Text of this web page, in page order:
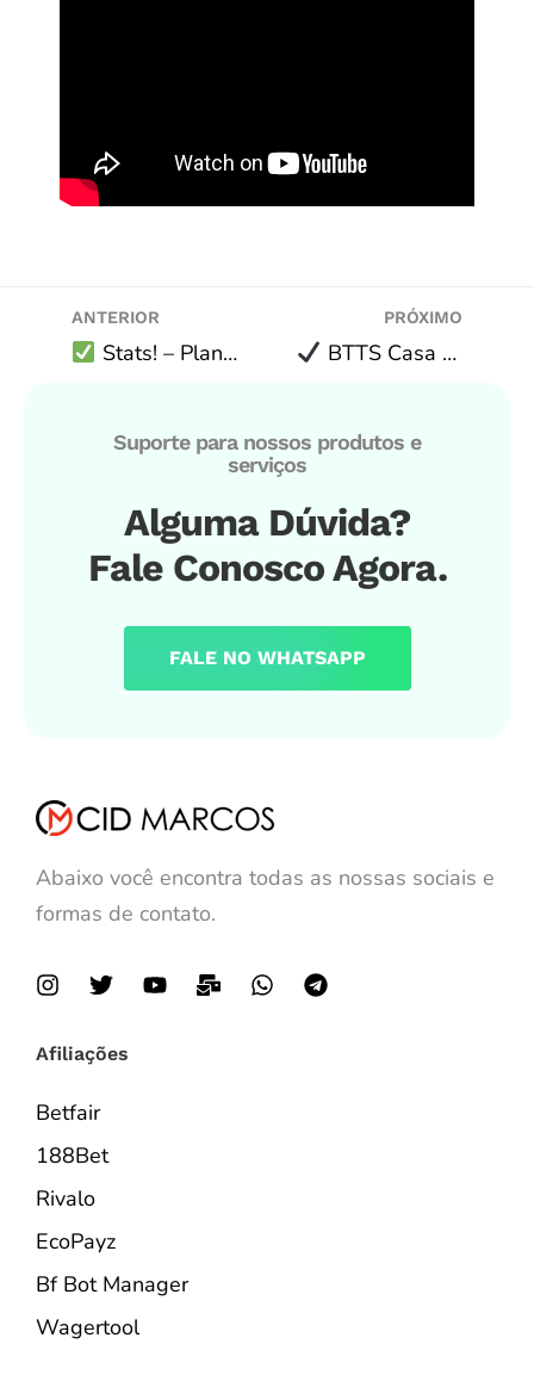
ANTERIOR
Stats! – Planilha de Pré-Análise p/ Computadores, Tablets e Smartphones!
PRÓXIMO
BTTS Casa – compreBOT.com.br
Suporte para nossos produtos e
serviços
Alguma Dúvida?
Fale Conosco Agora.
FALE NO WHATSAPP
Abaixo você encontra todas as nossas sociais e
formas de contato.
Afiliações
Betfair
188Bet
Rivalo
EcoPayz
Bf Bot Manager
Wagertool